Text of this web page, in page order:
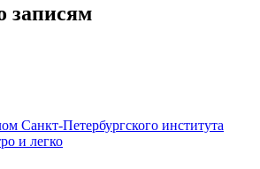
записям
Санкт-Петербургского института
и легко